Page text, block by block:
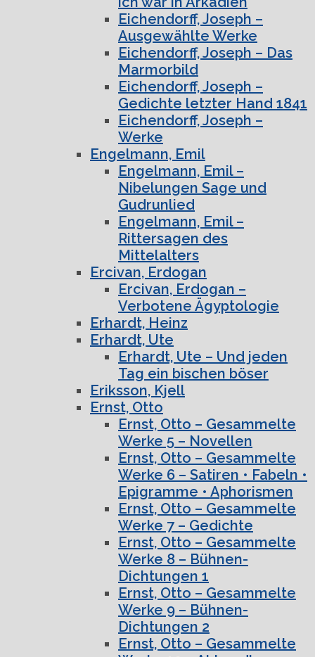
Eichendorff, Joseph –
Ausgewählte Werke
Eichendorff, Joseph – Das
Marmorbild
Eichendorff, Joseph –
Gedichte letzter Hand 1841
Eichendorff, Joseph –
Werke
Engelmann, Emil
Engelmann, Emil –
Nibelungen Sage und
Gudrunlied
Engelmann, Emil –
Rittersagen des
Mittelalters
Ercivan, Erdogan
Ercivan, Erdogan –
Verbotene Ägyptologie
Erhardt, Heinz
Erhardt, Ute
Erhardt, Ute – Und jeden
Tag ein bischen böser
Eriksson, Kjell
Ernst, Otto
Ernst, Otto – Gesammelte
Werke 5 – Novellen
Ernst, Otto – Gesammelte
Werke 6 – Satiren • Fabeln •
Epigramme • Aphorismen
Ernst, Otto – Gesammelte
Werke 7 – Gedichte
Ernst, Otto – Gesammelte
Werke 8 – Bühnen-
Dichtungen 1
Ernst, Otto – Gesammelte
Werke 9 – Bühnen-
Dichtungen 2
Ernst, Otto – Gesammelte